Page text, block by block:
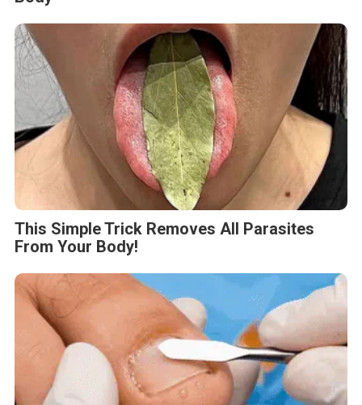
5 Hidden Signs You Have Worms Inside Your
Body
This Simple Trick Removes All Parasites
From Your Body!